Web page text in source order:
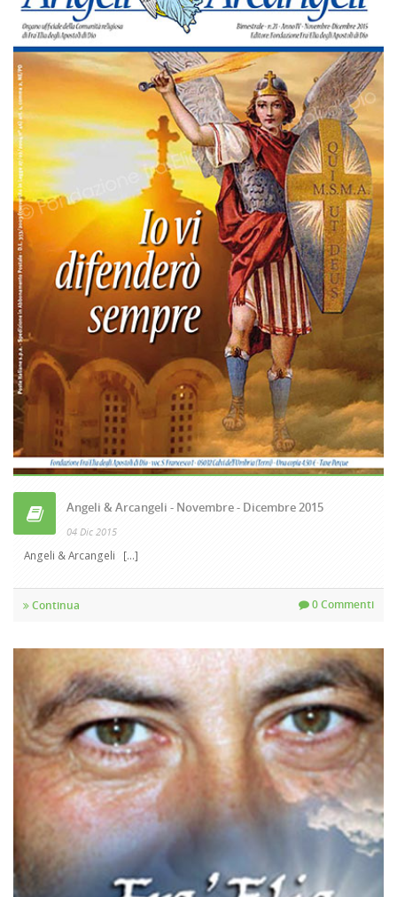
Angeli & Arcangeli - Novembre - Dicembre 2015
04 Dic 2015
Angeli & Arcangeli [...]
Continua 0 Commenti